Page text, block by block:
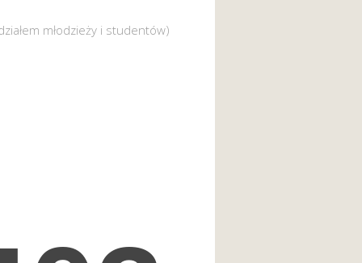
młodzieży i studentów)